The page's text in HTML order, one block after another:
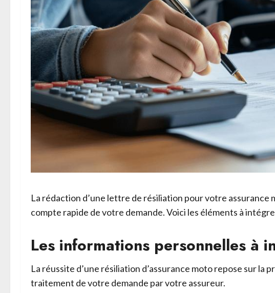
La rédaction d’une lettre de résiliation pour votre
compte rapide de votre demande. Voici les éléments à
Les informations personnelles à
La réussite d’une résiliation d’assurance moto repose sur
traitement de votre demande par votre assureur.